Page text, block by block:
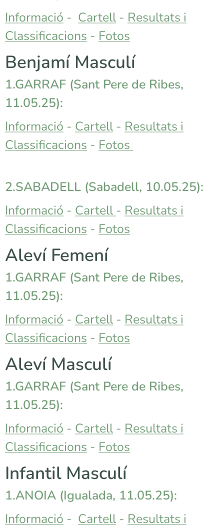
Informació - Cartell- Resultats i
Classificacions - Fotos
Benjamí Masculí
1.GARRAF (Sant Pere de Ribes,
11.05.25):
Informació - Cartell- Resultats i
Classificacions - Fotos
2.SABADELL (Sabadell, 10.05.25):
Informació - Cartell- Resultats i
Classificacions - Fotos
Aleví Femení
1.GARRAF (Sant Pere de Ribes,
11.05.25):
Informació - Cartell- Resultats i
Classificacions - Fotos
Aleví Masculí
1.GARRAF (Sant Pere de Ribes,
11.05.25):
Informació - Cartell- Resultats i
Classificacions - Fotos
Infantil Masculí
1.ANOIA (Igualada, 11.05.25):
Informació - Cartell- Resultats i